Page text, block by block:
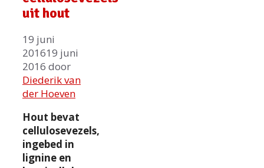
uit hout
19 juni
201619 juni
2016 door
Diederik van
der Hoeven
Hout bevat
cellulosevezels,
ingebed in
lignine en